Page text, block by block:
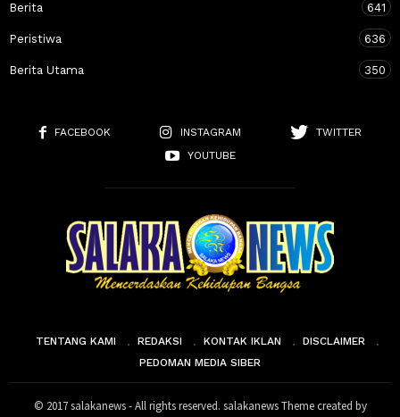
Berita 641
Peristiwa 636
Berita Utama 350
FACEBOOK INSTAGRAM
TWITTER
YOUTUBE
TENTANG KAMI REDAKSI KONTAK IKLAN
DISCLAIMER
PEDOMAN MEDIA SIBER
© 2017 salakanews - All rights reserved. salakanews Theme created by